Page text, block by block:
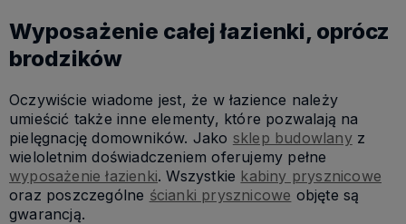
Wyposażenie całej łazienki, oprócz
brodzików
Oczywiście wiadome jest, że w łazience należy
umieścić także inne elementy, które pozwalają na
pielęgnację domowników. Jako sklep budowlanyz
wieloletnim doświadczeniem oferujemy pełne
wyposażenie łazienki. Wszystkie kabiny prysznicowe
oraz poszczególne ścianki prysznicowe objęte są
gwarancją.